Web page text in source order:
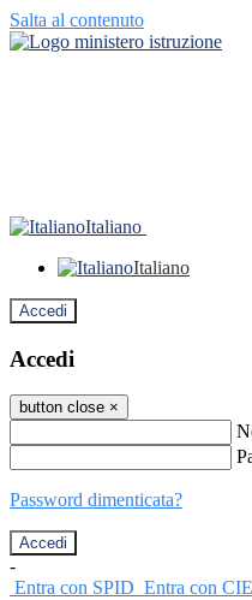
Salta al contenuto
Italiano
Italiano
Accedi
Accedi
button close ×
Password dimenticata?
-
Entra con SPID Entra con CIE